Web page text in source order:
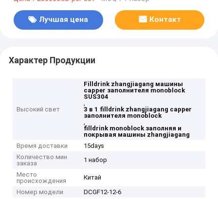
Лучшая цена Контакт
Характер Продукции
Высокий свет
Filldrink zhangjiagang машины
capper заполнителя monoblock
SUS304
,
3 в 1 filldrink zhangjiagang capper
заполнителя monoblock
,
filldrink monoblock заполняя и
покрывая машины zhangjiagang
Время доставки
15days
Количество мин
заказа
1 набор
Место
происхождения
Китай
Номер модели
DCGF12-12-6